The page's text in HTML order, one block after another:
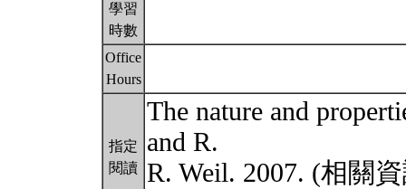
學習
時數
Office
Hours
指定
閱讀
The nature and
and R.
R. Weil. 2007. (相關